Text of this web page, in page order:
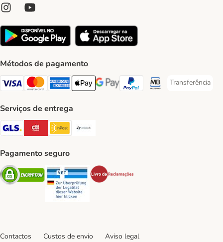
Métodos de pagamento
Visa Payment Method
Mastercard Payment Method
American Express Payment Method
Apple Pay Payment Method
Google Pay Payment Method
PayPal Payment Method
Multibanco Payment
Transferência
Transferência
Serviços de entrega
GLS Shipping Method
CTTExpress Shipping Method
InPost Shipping Method
Pagamento seguro
Security Security
Contactos Custos de envio Aviso legal